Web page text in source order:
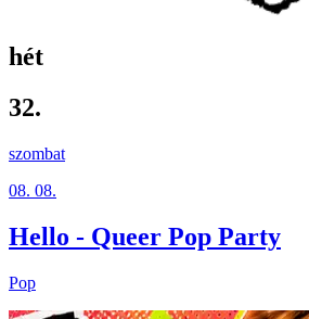
hét
32.
szombat
08. 08.
Hello - Queer Pop Party
Pop